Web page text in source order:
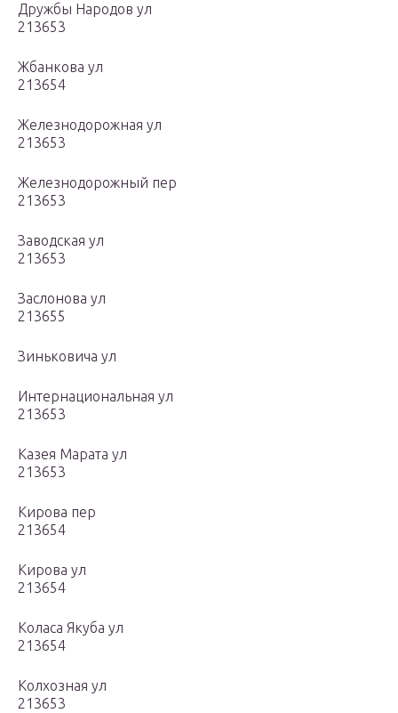
Дружбы Народов ул
213653
Жбанкова ул
213654
Железнодорожная ул
213653
Железнодорожный пер
213653
Заводская ул
213653
Заслонова ул
213655
Зиньковича ул
Интернациональная ул
213653
Казея Марата ул
213653
Кирова пер
213654
Кирова ул
213654
Коласа Якуба ул
213654
Колхозная ул
213653